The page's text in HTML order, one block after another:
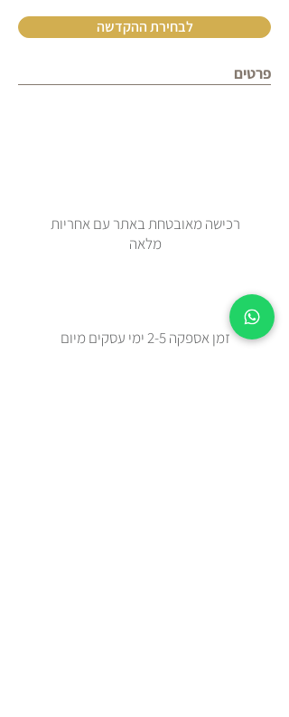
לבחירת ההקדשה
פרטים
רכישה מאובטחת באתר עם אחריות
מלאה
זמן אספקה 2-5 ימי עסקים מיום